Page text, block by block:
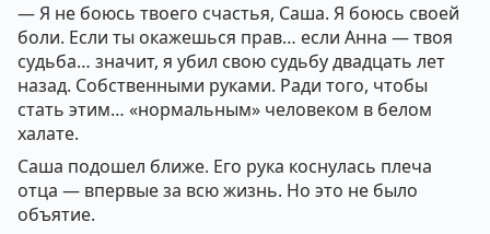
— Я не боюсь твоего счастья, Саша. Я боюсь своей
боли. Если ты окажешься прав… если Анна — твоя
судьба… значит, я убил свою судьбу двадцать лет
назад. Собственными руками. Ради того, чтобы
стать этим… «нормальным» человеком в белом
халате.
Саша подошел ближе. Его рука коснулась плеча
отца — впервые за всю жизнь. Но это не было
объятие.